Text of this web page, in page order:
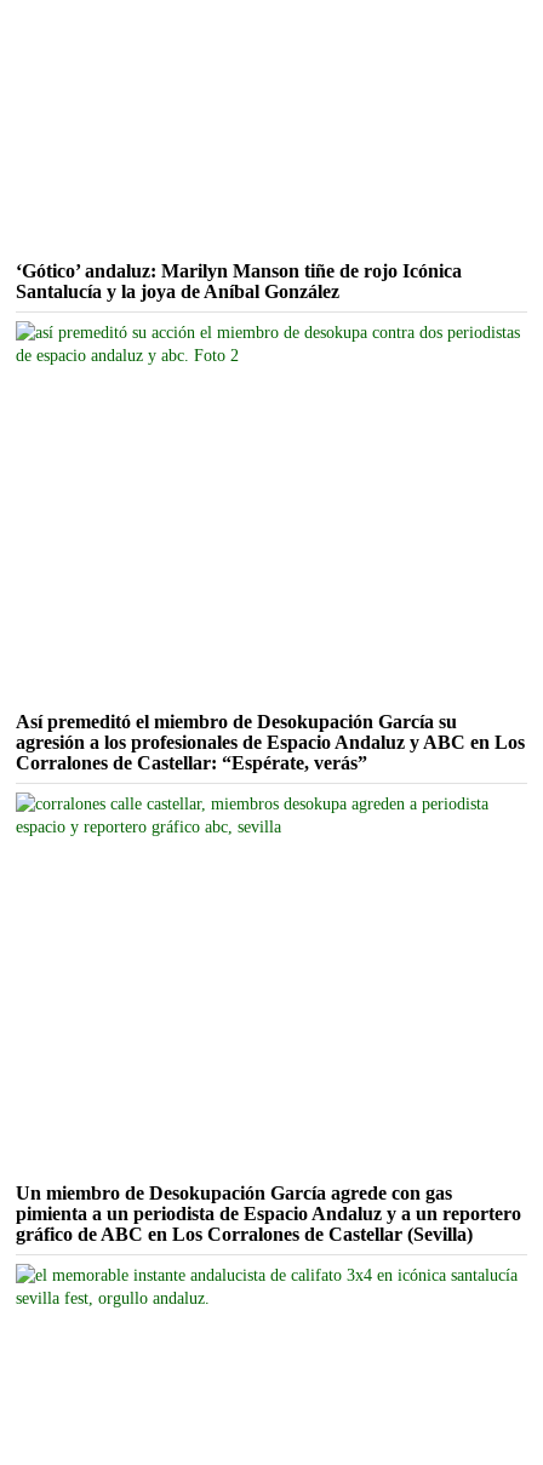
‘Gótico’ andaluz: Marilyn Manson tiñe de rojo Icónica
Santalucía y la joya de Aníbal González
Así premeditó el miembro de Desokupación García su
agresión a los profesionales de Espacio Andaluz y ABC en Los
Corralones de Castellar: “Espérate, verás”
Un miembro de Desokupación García agrede con gas
pimienta a un periodista de Espacio Andaluz y a un reportero
gráfico de ABC en Los Corralones de Castellar (Sevilla)